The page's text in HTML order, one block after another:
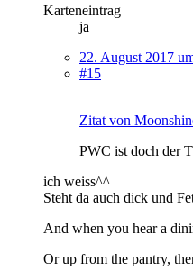
Karteneintrag
ja
22. August 2017
#15
Zitat von
PWC ist doch der
ich weiss^^
Steht da auch dick und
And when you hear a
Or up from the pantry,